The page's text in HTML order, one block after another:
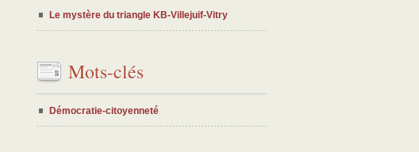
Le mystère du triangle KB-Villejuif-Vitry
Mots-clés
Démocratie-citoyenneté